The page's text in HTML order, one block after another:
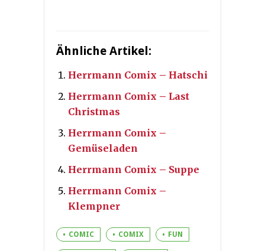
Ähnliche Artikel:
Herrmann Comix – Hatschi
Herrmann Comix – Last
Christmas
Herrmann Comix –
Gemüseladen
Herrmann Comix – Suppe
Herrmann Comix –
Klempner
COMIC COMIX FUN